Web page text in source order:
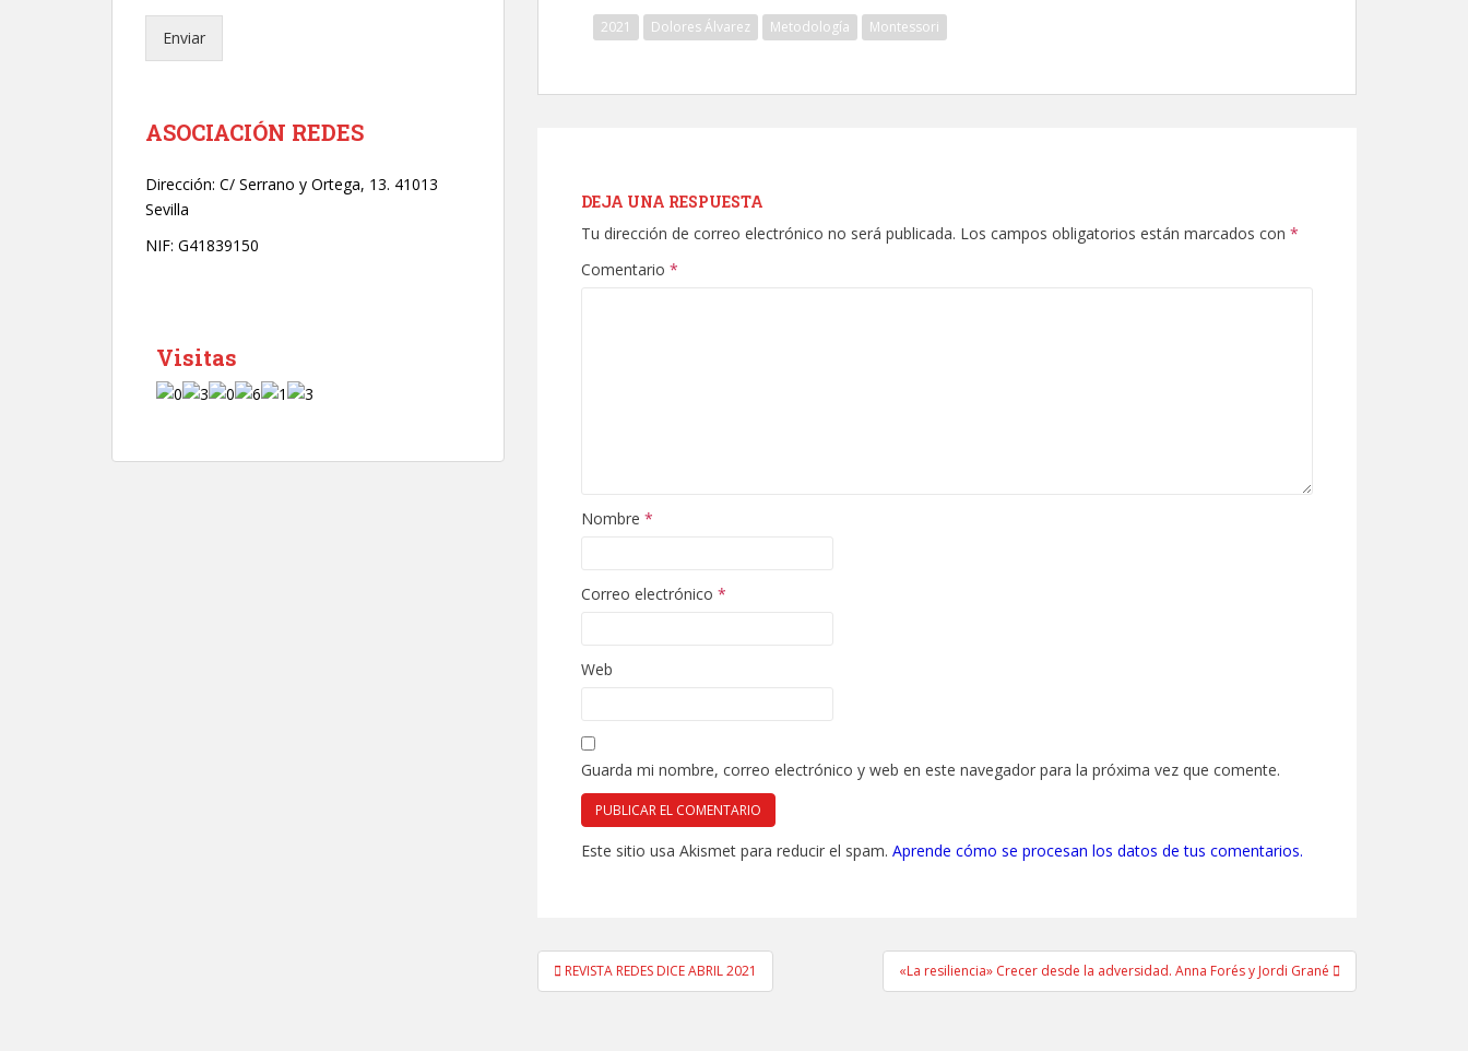
2021 Dolores Álvarez Metodología Montessori
DEJA UNA RESPUESTA
Tu dirección de correo electrónico no será publicada. Los campos obligatorios están marcados con *
Comentario *
Nombre *
Correo electrónico *
Web
Guarda mi nombre, correo electrónico y web en este navegador para la próxima vez que comente.
Este sitio usa Akismet para reducir el spam. Aprende cómo se procesan los datos de tus comentarios.
Navegación
de
REVISTA REDES DICE ABRIL 2021 «La resiliencia» Crecer desde la adversidad. Anna Forés y Jordi Grané
e
t
n
i
o
*
Enviar
ASOCIACIÓN REDES
Dirección: C/ Serrano y Ortega, 13. 41013
Sevilla
NIF: G41839150
Visitas